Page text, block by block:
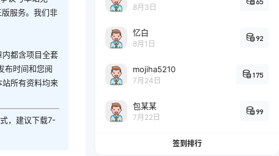
服务。我们非
都含项目全套
布时间和您阅
所有资料均来
，建议下载7-
8月3日
忆白
8月1日
92
mojiha5210
7月24日
175
包某某
7月22日
99
签到排行